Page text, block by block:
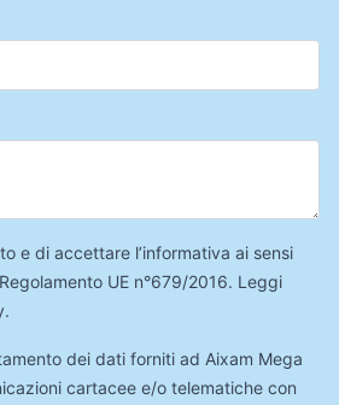
e di accettare l’informativa ai sensi
UE n°679/2016. Leggi
.
dei dati forniti ad Aixam Mega
cartacee e/o telematiche con